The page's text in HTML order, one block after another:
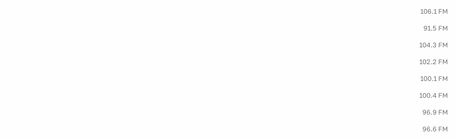
106.1 FM
91.5 FM
104.3 FM
102.2 FM
100.1 FM
100.4 FM
96.9 FM
96.6 FM